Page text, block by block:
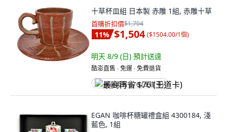
十草杯皿組 日本製 赤雕 1組, 赤雕十草
首購折扣價$1,704
11% $1,504 ($1504.00/1個)
明天 8/9 (日) 預計送達
酷澎直售 ∙ 免運 ∙ 免費退貨
最高再省 $76 (王道卡)
EGAN 咖啡杯糖罐禮盒組 4300184, 淺
藍色, 1組